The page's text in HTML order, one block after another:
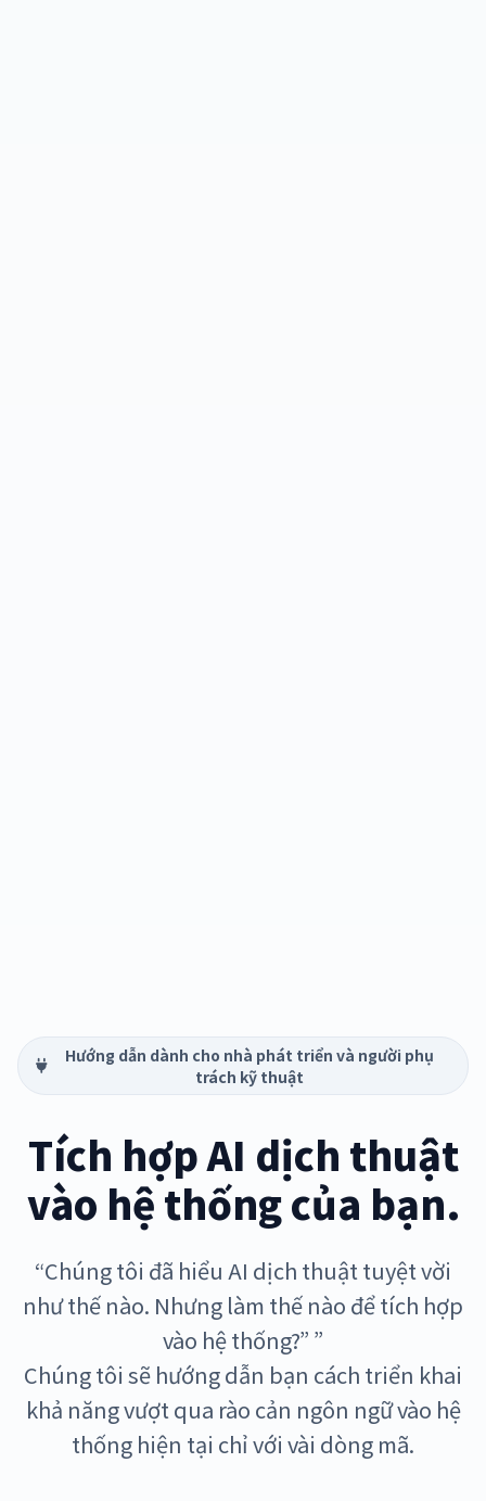
Hướng dẫn dành cho nhà phát triển và người phụ
trách kỹ thuật
Tích hợp AI dịch thuật
vào hệ thống của bạn.
“Chúng tôi đã hiểu AI dịch thuật tuyệt vời
như thế nào. Nhưng làm thế nào để tích hợp
vào hệ thống?” ”
Chúng tôi sẽ hướng dẫn bạn cách triển khai
khả năng vượt qua rào cản ngôn ngữ vào hệ
thống hiện tại chỉ với vài dòng mã.